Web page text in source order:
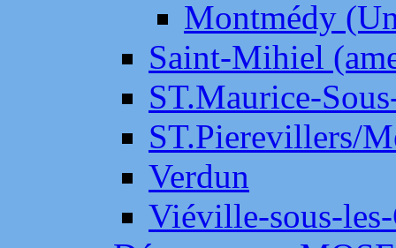
Montmédy
Saint-Mihiel
ST.Maurice-
ST.Pierevillers/
Verdun
Viéville-sous-